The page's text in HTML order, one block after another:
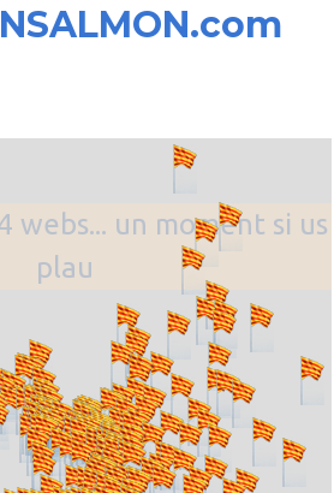
webs... un moment si us
plau